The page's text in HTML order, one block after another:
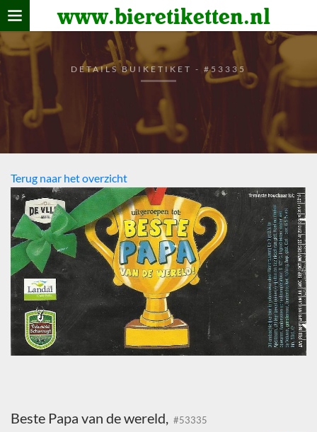
www.bieretiketten.nl
Home
verzamelen
De bierkaart
Bezoekers
DETAILS BUIKETIKET - #53335
Terug naar het overzicht
Beste Papa van de wereld, #53335